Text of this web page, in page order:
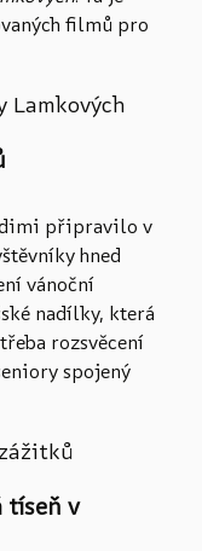
filmů pro
Lamkových
připravilo v
hned
vánoční
nadílky, která
rozsvěcení
spojený
tíseň v